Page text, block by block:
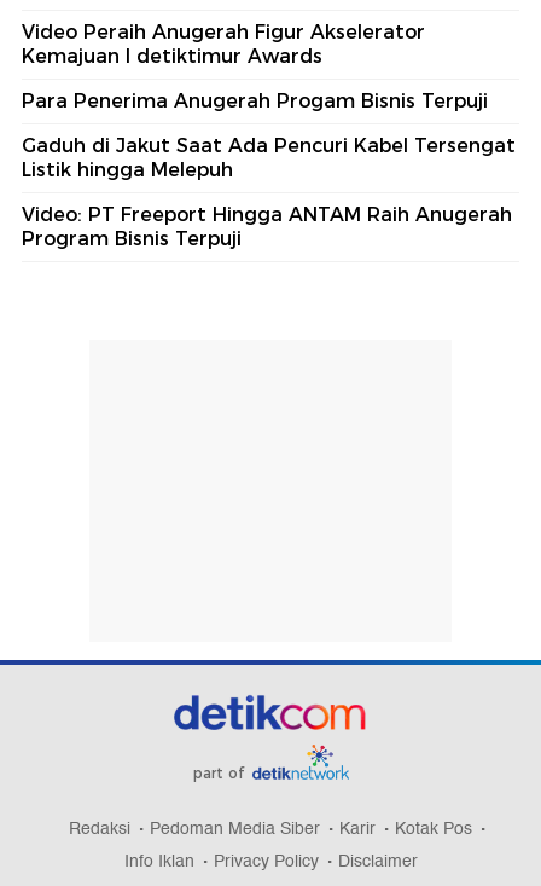
Video Peraih Anugerah Figur Akselerator
Kemajuan I detiktimur Awards
Para Penerima Anugerah Progam Bisnis Terpuji
Gaduh di Jakut Saat Ada Pencuri Kabel Tersengat
Listik hingga Melepuh
Video: PT Freeport Hingga ANTAM Raih Anugerah
Program Bisnis Terpuji
part of
Redaksi Pedoman Media Siber Karir
Kotak Pos
Info Iklan
Privacy Policy Disclaimer